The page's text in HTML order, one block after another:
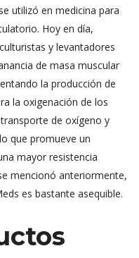
utilizó en medicina para
Hoy en día,
y levantadores
de masa muscular
la producción de
la oxigenación de los
de oxígeno y
que promueve un
mayor resistencia
mencionó anteriormente,
es bastante asequible.